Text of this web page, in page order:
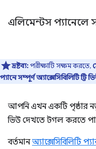
এলিমেন্টস প্যানেলে
দ্রষ্টব্য:পরীক্ষাটি সক্ষম করতে,
প্যানে সম্পূর্ণ অ্যাক্সেসিবিলিটি ট্রি
আপনি এখন একটি পৃষ্ঠার নতুন
ভিউ দেখতে টগল করতে
বর্তমানঅ্যাক্সেসিবিলিটি